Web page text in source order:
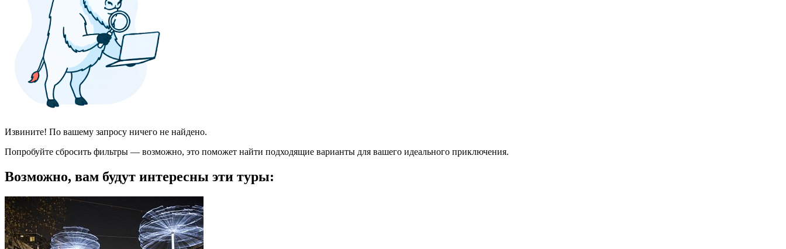
Извините! По вашему запросу ничего не найдено.
Попробуйте сбросить фильтры — возможно, это поможет найти подходящие варианты для вашего идеального приключения.
Возможно, вам будут интересны эти туры: